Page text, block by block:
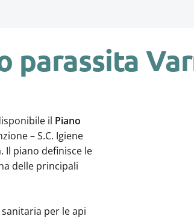
parassita
il Piano
– S.C. Igiene
Il piano definisce le
delle principali
per le api